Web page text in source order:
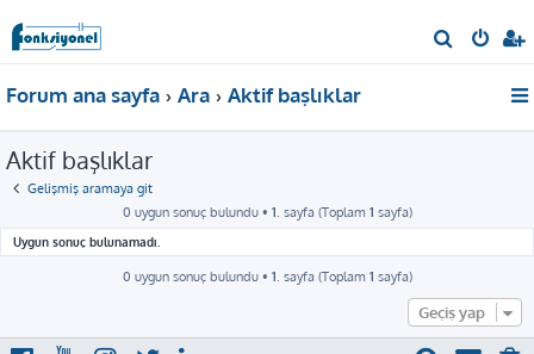
r
Forum ana sayfa Ara Aktif başlıklar
Aktif başlıklar
Gelişmiş aramaya git
0 uygun sonuç bulundu • 1 . sayfa (Toplam 1 sayfa)
Uygun sonuç bulunamadı.
0 uygun sonuç bulundu • 1 . sayfa (Toplam 1 sayfa)
Geçiş yap